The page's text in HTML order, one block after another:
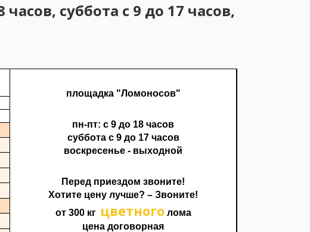
суббота с 9 до 17 часов,
площадка "Ломоносов"
пн-пт: с 9 до 18 часов
суббота с 9 до 17 часов
воскресенье - выходной
Перед приездом звоните!
Хотите цену лучше? – Звоните!
от 300 кг цветноголома
цена договорная